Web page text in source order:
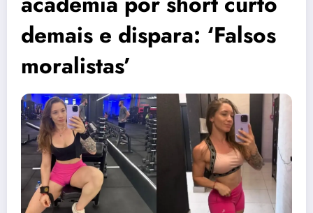
demais e dispara: ‘Falsos
moralistas’